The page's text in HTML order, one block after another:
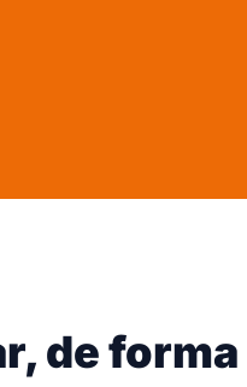
de forma